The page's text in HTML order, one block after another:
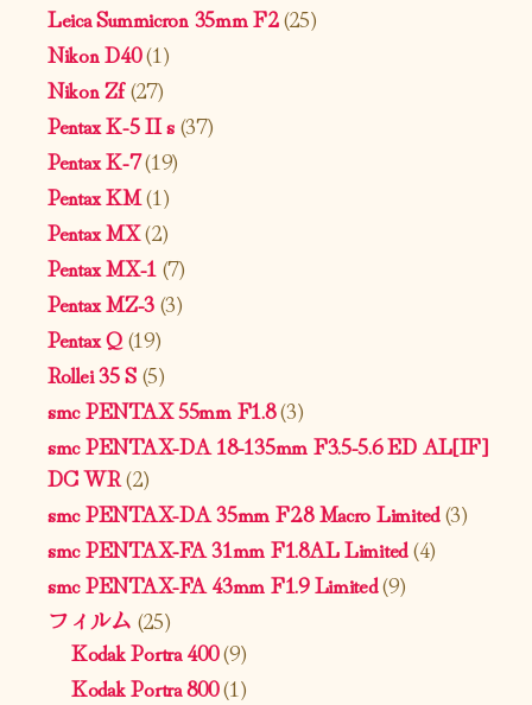
Leica Summicron 35mm F2(25)
Nikon D40(1)
Nikon Zf(27)
Pentax K-5 II s(37)
Pentax K-7(19)
Pentax KM(1)
Pentax MX(2)
Pentax MX-1 (7)
Pentax MZ-3(3)
Pentax Q(19)
Rollei 35 S(5)
smc PENTAX 55mm F1.8(3)
smc PENTAX-DA 18-135mm F3.5-5.6 ED AL[IF]
DC WR(2)
smc PENTAX-DA 35mm F2.8 Macro Limited(3)
smc PENTAX-FA 31mm F1.8AL Limited(4)
smc PENTAX-FA 43mm F1.9 Limited(9)
フィルム (25)
Kodak Portra 400(9)
Kodak Portra 800(1)